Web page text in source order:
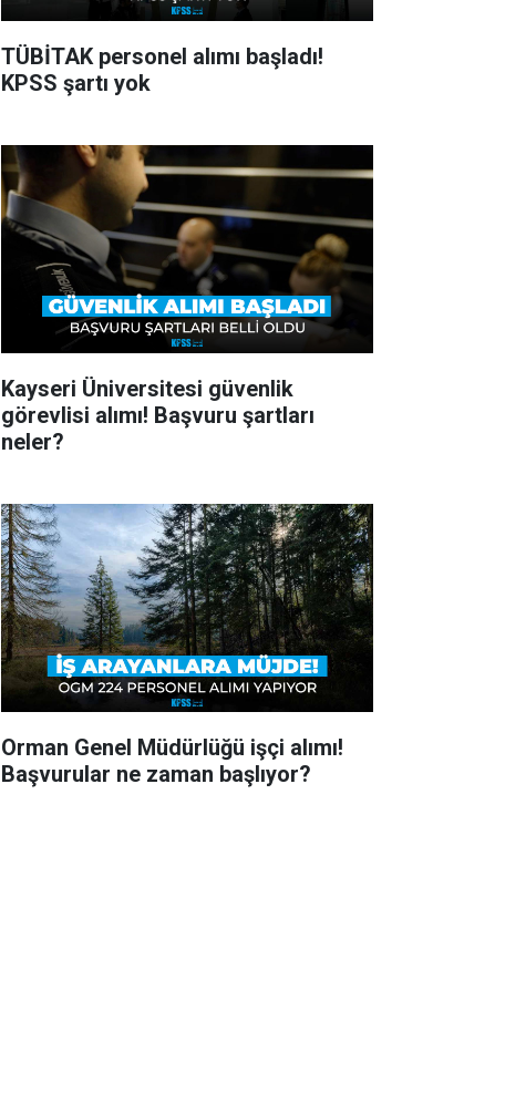
TÜBİTAK personel alımı başladı!
KPSS şartı yok
Kayseri Üniversitesi güvenlik
görevlisi alımı! Başvuru şartları
neler?
Orman Genel Müdürlüğü işçi alımı!
Başvurular ne zaman başlıyor?